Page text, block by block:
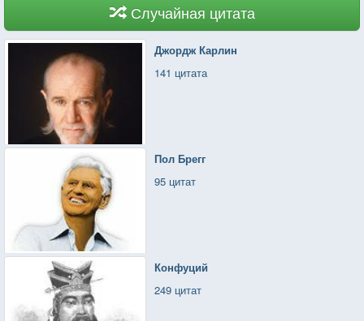
Случайная цитата
Джордж Карлин
141 цитата
Пол Брегг
95 цитат
Конфуций
249 цитат